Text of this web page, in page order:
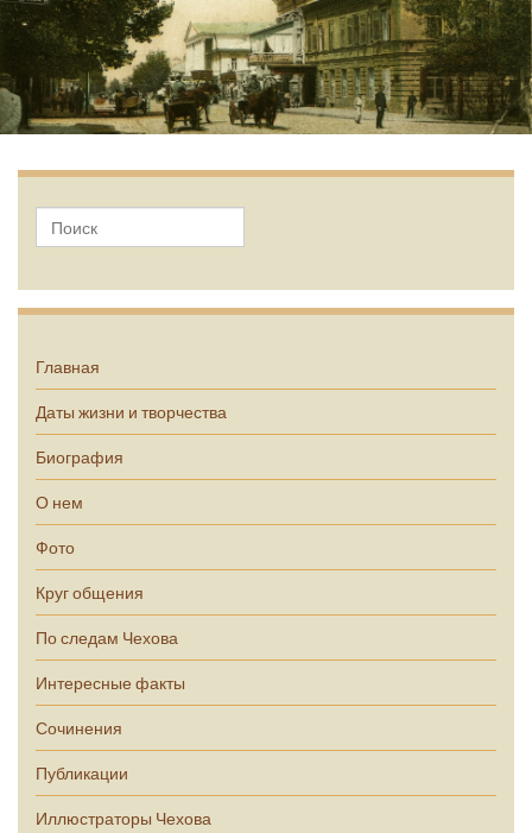
Главная
Даты жизни и творчества
Биография
О нем
Фото
Круг общения
По следам Чехова
Интересные факты
Сочинения
Публикации
Иллюстраторы Чехова